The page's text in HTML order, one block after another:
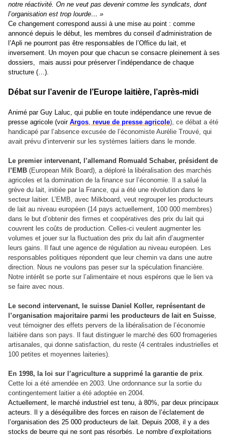
notre réactivité. On ne veut pas devenir comme les syndicats, dont
l’organisation est trop lourde… »
Ce changement correspond aussi à une mise au point : comme
annoncé depuis le début, les membres du conseil d’administration de
l’Apli ne pourront pas être responsables de l’Office du lait, et
inversement. Un moyen pour que chacun se consacre pleinement à ses
dossiers, mais aussi pour préserver l’indépendance de chaque
structure (…).
Débat sur l’avenir de l’Europe laitière, l’après-midi
Animé par Guy Laluc, qui publie en toute indépendance une revue de
presse agricole (voir Argos, revue de presse agricole), ce débat a été
handicapé par l’absence excusée de l’économiste Aurélie Trouvé, qui
avait prévu d’intervenir sur les systèmes laitiers dans le monde.
Le premier intervenant, l’allemand Romuald Schaber, président de
l’EMB (European Milk Board), a déploré la libéralisation des marchés
agricoles et la domination de la finance sur l’économie. Il a salué la
grève du lait, initiée par la France, qui a été une révolution dans le
secteur laitier. L’EMB, avec Milkboard, veut regrouper les producteurs
de lait au niveau européen (14 pays actuellement, 100 000 membres)
dans le but d’obtenir des firmes et coopératives des prix du lait qui
couvrent les coûts de production. Celles-ci veulent augmenter les
volumes et jouer sur la fluctuation des prix du lait afin d’augmenter
leurs gains. Il faut une agence de régulation au niveau européen. Les
responsables politiques répondent que leur chemin va dans une autre
direction. Nous ne voulons pas peser sur la spéculation financière.
Notre intérêt se porte sur l’alimentaire et nous espérons que le lien va
se faire avec nous.
Le second intervenant, le suisse Daniel Koller, représentant de
l’organisation majoritaire parmi les producteurs de lait en Suisse,
veut témoigner des effets pervers de la libéralisation de l’économie
laitière dans son pays. Il faut distinguer le marché des 600 fromageries
artisanales, qui donne satisfaction, du reste (4 centrales industrielles et
100 petites et moyennes laiteries).
En 1998, la loi sur l’agriculture a supprimé la garantie de prix.
Cette loi a été amendée en 2003. Une ordonnance sur la sortie du
contingentement laitier a été adoptée en 2004.
Actuellement, le marché industriel est tenu, à 80%, par deux principaux
acteurs. Il y a déséquilibre des forces en raison de l’éclatement de
l’organisation des 25 000 producteurs de lait. Depuis 2008, il y a des
stocks de beurre qui ne sont pas résorbés. Le nombre d’exploitations